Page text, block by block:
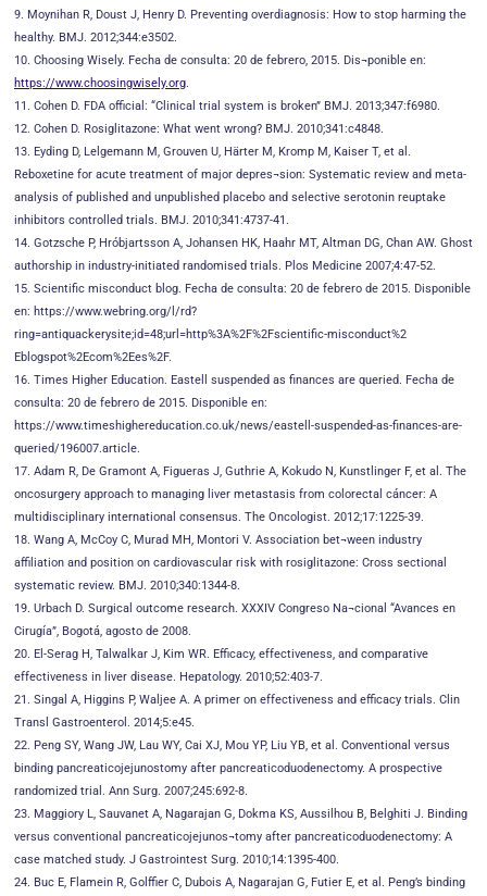
9. Moynihan R, Doust J, Henry D. Preventing overdiagnosis: How to stop harming the
healthy. BMJ. 2012;344:e3502.
10. Choosing Wisely. Fecha de consulta: 20 de febrero, 2015. Dis¬ponible en:
https://www.choosingwisely.org.
11. Cohen D. FDA official: “Clinical trial system is broken” BMJ. 2013;347:f6980.
12. Cohen D. Rosiglitazone: What went wrong? BMJ. 2010;341:c4848.
13. Eyding D, Lelgemann M, Grouven U, Härter M, Kromp M, Kaiser T, et al.
Reboxetine for acute treatment of major depres¬sion: Systematic review and meta-
analysis of published and unpublished placebo and selective serotonin reuptake
inhibitors controlled trials. BMJ. 2010;341:4737-41.
14. Gotzsche P, Hróbjartsson A, Johansen HK, Haahr MT, Altman DG, Chan AW. Ghost
authorship in industry-initiated randomised trials. Plos Medicine 2007;4:47-52.
15. Scientific misconduct blog. Fecha de consulta: 20 de febrero de 2015. Disponible
en: https://www.webring.org/l/rd?
ring=antiquackerysite;id=48;url=http%3A%2F%2Fscientific-misconduct%2
Eblogspot%2Ecom%2Ees%2F.
16. Times Higher Education. Eastell suspended as finances are queried. Fecha de
consulta: 20 de febrero de 2015. Disponible en:
https://www.timeshighereducation.co.uk/news/eastell-suspended-as-finances-are-
queried/196007.article.
17. Adam R, De Gramont A, Figueras J, Guthrie A, Kokudo N, Kunstlinger F, et al. The
oncosurgery approach to managing liver metastasis from colorectal cáncer: A
multidisciplinary international consensus. The Oncologist. 2012;17:1225-39.
18. Wang A, McCoy C, Murad MH, Montori V. Association bet¬ween industry
affiliation and position on cardiovascular risk with rosiglitazone: Cross sectional
systematic review. BMJ. 2010;340:1344-8.
19. Urbach D. Surgical outcome research. XXXIV Congreso Na¬cional “Avances en
Cirugía”, Bogotá, agosto de 2008.
20. El-Serag H, Talwalkar J, Kim WR. Efficacy, effectiveness, and comparative
effectiveness in liver disease. Hepatology. 2010;52:403-7.
21. Singal A, Higgins P, Waljee A. A primer on effectiveness and efficacy trials. Clin
Transl Gastroenterol. 2014;5:e45.
22. Peng SY, Wang JW, Lau WY, Cai XJ, Mou YP, Liu YB, et al. Conventional versus
binding pancreaticojejunostomy after pancreaticoduodenectomy. A prospective
randomized trial. Ann Surg. 2007;245:692-8.
23. Maggiory L, Sauvanet A, Nagarajan G, Dokma KS, Aussilhou B, Belghiti J. Binding
versus conventional pancreaticojejunos¬tomy after pancreaticoduodenectomy: A
case matched study. J Gastrointest Surg. 2010;14:1395-400.
24. Buc E, Flamein R, Golffier C, Dubois A, Nagarajan G, Futier E, et al. Peng’s binding